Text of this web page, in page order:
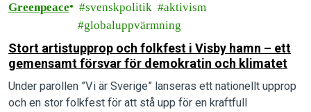
Greenpeace svenskpolitik
aktivism
globaluppvärmning
Stort artistupprop och folkfest i Visby hamn – ett
gemensamt försvar för demokratin och klimatet
Under parollen ”Vi är Sverige” lanseras ett nationellt upprop
och en stor folkfest för att stå upp för en kraftfull